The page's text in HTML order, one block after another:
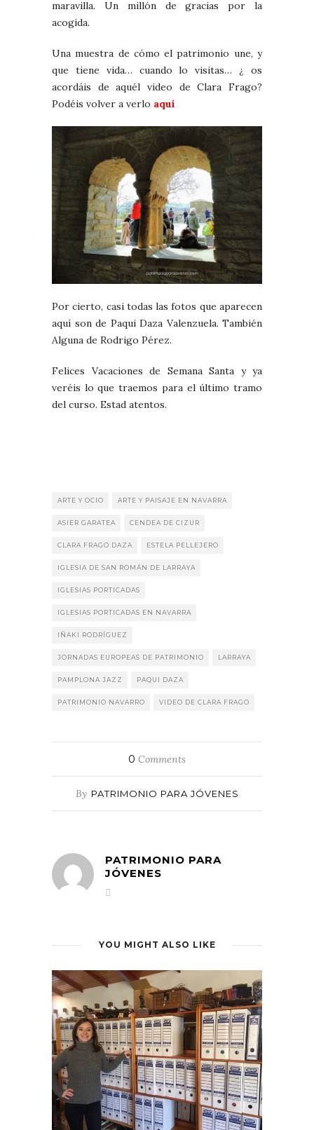
maravilla. Un millón de gracias por la
acogida.
Una muestra de cómo el patrimonio une, y
que tiene vida… cuando lo visitas… ¿ os
acordáis de aquél video de Clara Frago?
Podéis volver a verlo aquí
Por cierto, casi todas las fotos que aparecen
aquí son de Paqui Daza Valenzuela. También
Alguna de Rodrigo Pérez.
Felices Vacaciones de Semana Santa y ya
veréis lo que traemos para el último tramo
del curso. Estad atentos.
ARTE Y OCIO ARTE Y PAISAJE EN NAVARRA
ASIER GARATEA CENDEA DE CIZUR
CLARA FRAGO DAZA ESTELA PELLEJERO
IGLESIA DE SAN ROMÁN DE LARRAYA
IGLESIAS PORTICADAS
IGLESIAS PORTICADAS EN NAVARRA
IÑAKI RODRÍGUEZ
JORNADAS EUROPEAS DE PATRIMONIO LARRAYA
PAMPLONA JAZZ PAQUI DAZA
PATRIMONIO NAVARRO VIDEO DE CLARA FRAGO
0 Comments
By PATRIMONIO PARA JÓVENES
PATRIMONIO PARA
JÓVENES
YOU MIGHT ALSO LIKE